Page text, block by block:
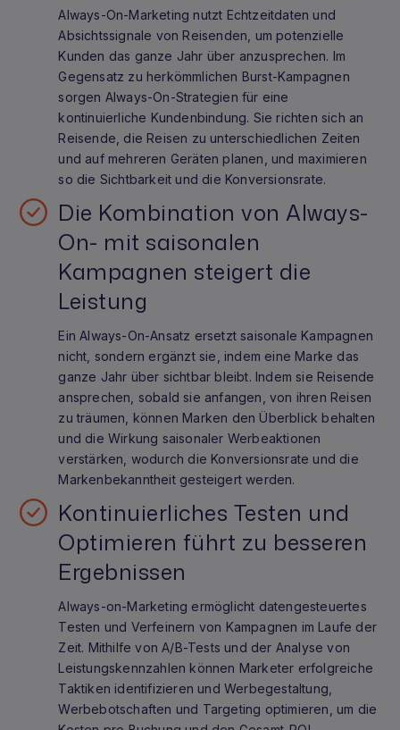
Always-On-Marketing nutzt Echtzeitdaten und
Absichtssignale von Reisenden, um potenzielle
Kunden das ganze Jahr über anzusprechen. Im
Gegensatz zu herkömmlichen Burst-Kampagnen
sorgen Always-On-Strategien für eine
kontinuierliche Kundenbindung. Sie richten sich an
Reisende, die Reisen zu unterschiedlichen Zeiten
und auf mehreren Geräten planen, und maximieren
so die Sichtbarkeit und die Konversionsrate.
Die Kombination von Always-
On- mit saisonalen
Kampagnen steigert die
Leistung
Ein Always-On-Ansatz ersetzt saisonale Kampagnen
nicht, sondern ergänzt sie, indem eine Marke das
ganze Jahr über sichtbar bleibt. Indem sie Reisende
ansprechen, sobald sie anfangen, von ihren Reisen
zu träumen, können Marken den Überblick behalten
und die Wirkung saisonaler Werbeaktionen
verstärken, wodurch die Konversionsrate und die
Markenbekanntheit gesteigert werden.
Kontinuierliches Testen und
Optimieren führt zu besseren
Ergebnissen
Always-on-Marketing ermöglicht datengesteuertes
Testen und Verfeinern von Kampagnen im Laufe der
Zeit. Mithilfe von A/B-Tests und der Analyse von
Leistungskennzahlen können Marketer erfolgreiche
Taktiken identifizieren und Werbegestaltung,
Werbebotschaften und Targeting optimieren, um die